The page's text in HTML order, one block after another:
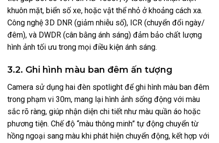
khuôn mặt, biển số xe, hoặc vật thể nhỏ ở khoảng cách xa.
Công nghệ 3D DNR (giảm nhiễu số), ICR (chuyển đổi ngày/
đêm), và DWDR (cân bằng ánh sáng) đảm bảo chất lượng
hình ảnh tối ưu trong mọi điều kiện ánh sáng.
3.2. Ghi hình màu ban đêm ấn tượng
Camera sử dụng hai đèn spotlight để ghi hình màu ban đêm
trong phạm vi 30m, mang lại hình ảnh sống động với màu
sắc rõ ràng, giúp nhận diện chi tiết như màu quần áo hoặc
phương tiện. Chế độ “màu thông minh” tự động chuyển từ
hồng ngoại sang màu khi phát hiện chuyển động, kết hợp với